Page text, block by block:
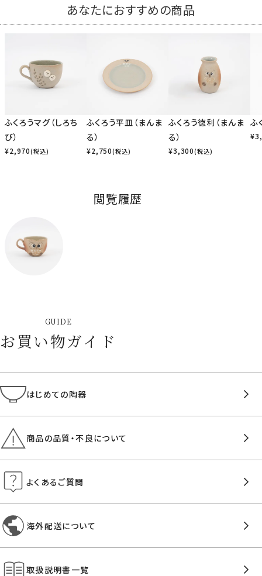
あなたにおすすめの商品
ふくろうマグ（しろち
び）
¥2,970(税込)
ふくろう平皿（まんま
る）
¥2,750(税込)
ふくろう徳利（まんま
る）
¥3,300(税込)
ふ
¥
閲覧履歴
GUIDE
お買い物ガイド
はじめての陶器
商品の品質・不良について
よくあるご質問
海外配送について
取扱説明書一覧